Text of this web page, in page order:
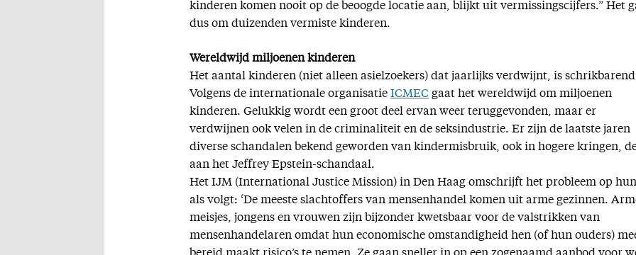
kinderen komen nooit op de beoogde locatie aan, blijkt uit vermissingscijfers.” Het
dus om duizenden vermiste kinderen.
Wereldwijd miljoenen kinderen
Het aantal kinderen (niet alleen asielzoekers) dat jaarlijks verdwijnt, is
Volgens de internationale organisatie ICMEC gaat het wereldwijd om miljoenen
kinderen. Gelukkig wordt een groot deel ervan weer teruggevonden, maar er
verdwijnen ook velen in de criminaliteit en de seksindustrie. Er zijn de laatste jaren
diverse schandalen bekend geworden van kindermisbruik, ook in hogere kringen,
aan het Jeffrey Epstein-schandaal.
Het IJM (International Justice Mission) in Den Haag omschrijft het probleem op
als volgt: ‘De meeste slachtoffers van mensenhandel komen uit arme gezinnen.
meisjes, jongens en vrouwen zijn bijzonder kwetsbaar voor de valstrikken van
mensenhandelaren omdat hun economische omstandigheid hen (of hun ouders)